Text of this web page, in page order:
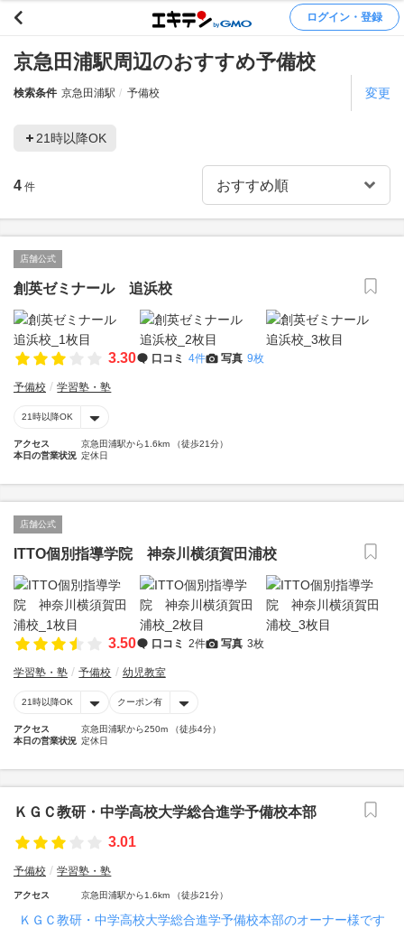
ログイン・登録
京急田浦駅周辺のおすすめ予備校
検索条件 京急田浦駅 予備校 変更
21時以降OK
4 件
店舗公式
創英ゼミナール 追浜校
3.30 口コミ 4件 写真 9枚
予備校 学習塾・塾
21時以降OK
アクセス
京急田浦駅から1.6km （徒歩21分）
本日の営業状況 定休日
店舗公式
ITTO個別指導学院 神奈川横須賀田浦校
3.50 口コミ 2件 写真 3枚
学習塾・塾 予備校 幼児教室
21時以降OK クーポン有
アクセス
京急田浦駅から250m （徒歩4分）
本日の営業状況 定休日
ＫＧＣ教研・中学高校大学総合進学予備校本部
3.01
予備校 学習塾・塾
アクセス 京急田浦駅から1.6km （徒歩21分）
ＫＧＣ教研・中学高校大学総合進学予備校本部のオーナー様です